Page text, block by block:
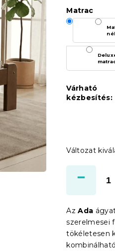
Változat
Matrac
Várható
kézbesítés:
Az Ada
szerelmesei
tökéletesen